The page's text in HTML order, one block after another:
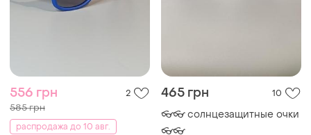
556 грн 2
585 грн
распродажа до 10 авг.
465 грн 10
👓👓 солнцезащитные очки
👓👓